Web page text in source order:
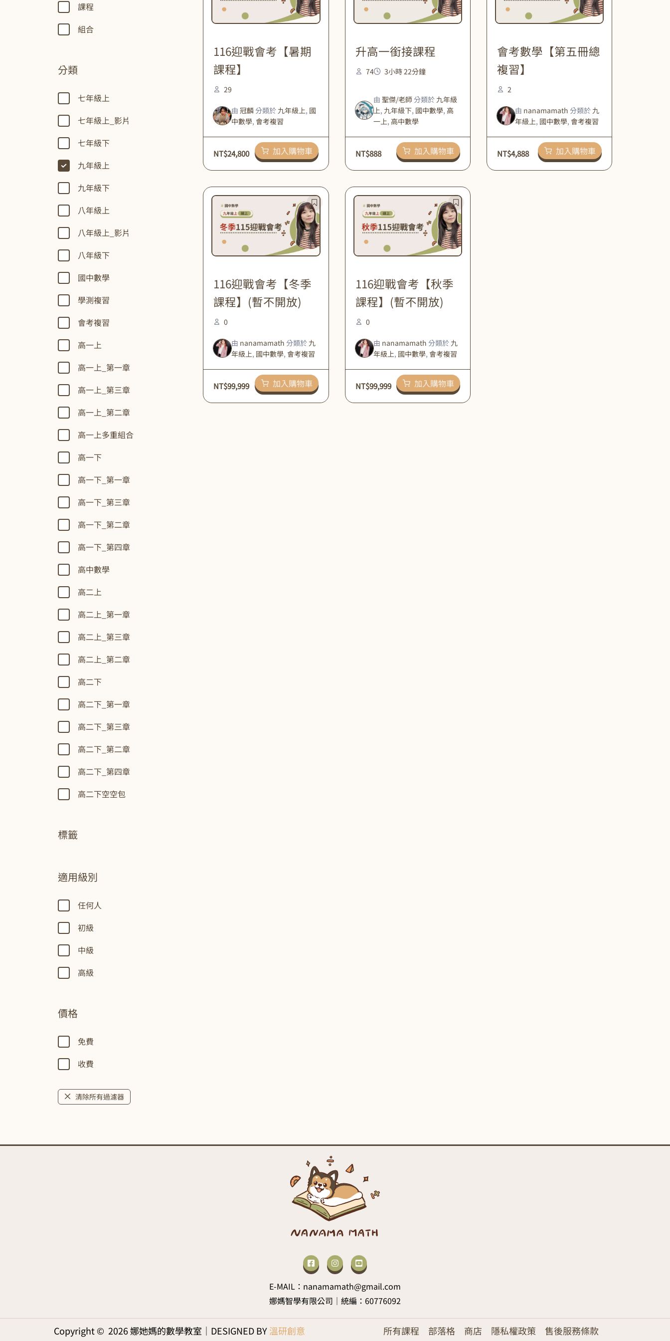
課程
組合
分類
七年級上
七年級上_影片
七年級下
九年級上
九年級下
八年級上
八年級上_影片
八年級下
國中數學
學測複習
會考複習
高一上
高一上_第一章
高一上_第三章
高一上_第二章
高一上多重組合
高一下
高一下_第一章
高一下_第三章
高一下_第二章
高一下_第四章
高中數學
高二上
高二上_第一章
高二上_第三章
高二上_第二章
高二下
高二下_第一章
高二下_第三章
高二下_第二章
高二下_第四章
高二下空空包
標籤
適用級別
任何人
初級
中級
高級
價格
免費
收費
清除所有過濾器
116迎戰會考【暑期
課程】
29
由冠麟 分類於 九年級上, 國
中數學, 會考複習
NT$24,800 加入購物車
升高一銜接課程
74 3小時 22分鐘
由 聖傑/老師分類於 九年級
上, 九年級下, 國中數學, 高
一上, 高中數學
NT$888 加入購物車
會考數學【第五冊總
複習】
2
由 nanamamath 分類於 九
年級上, 國中數學, 會考複習
NT$4,888 加入購物車
116迎戰會考【冬季
課程】(暫不開放)
0
由 nanamamath 分類於 九
年級上, 國中數學, 會考複習
NT$99,999 加入購物車
116迎戰會考【秋季
課程】(暫不開放)
0
由 nanamamath 分類於 九
年級上, 國中數學, 會考複習
NT$99,999 加入購物車
E-MAIL：nanamamath@gmail.com
娜媽智學有限公司｜統編：60776092
Copyright © 2026 娜她媽的數學教室｜DESIGNED BY溫研創意 所有課程 部落格 商店 隱私權政策 售後服務條款